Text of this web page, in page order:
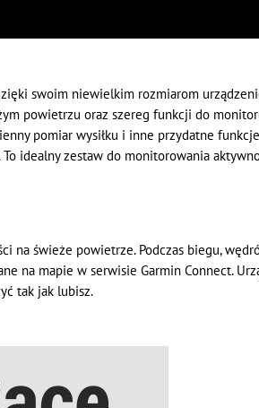
swoim niewielkim rozmiarom
powietrzu oraz szereg funkcji do
pomiar wysiłku i inne przydatne
idealny zestaw do monitorowania
na świeże powietrze. Podczas biegu,
na mapie w serwisie Garmin Connect.
tak jak lubisz.